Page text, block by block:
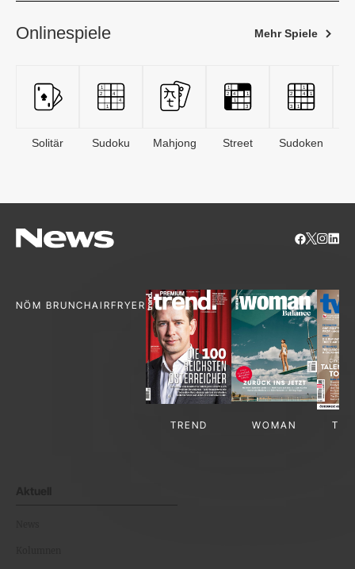
Onlinespiele Mehr Spiele
Solitär Sudoku Mahjong Street Sudoken
NÖM BRUNCHAIRFRYER
TREND WOMAN TV-